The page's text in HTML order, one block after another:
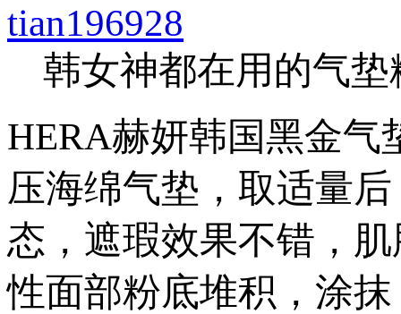
tian196928
韩女神都在用的气垫
HERA赫妍韩国黑金气
压海绵气垫，取适量
态，遮瑕效果不错，
性面部粉底堆积，涂抹